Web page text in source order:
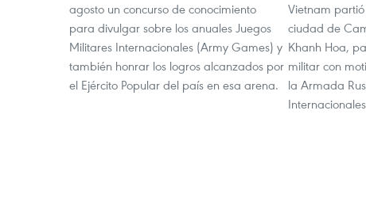
agosto un concurso de conocimiento
para divulgar sobre los anuales Juegos
Militares Internacionales (Army Games) y
también honrar los logros alcanzados por
el Ejército Popular del país en esa arena.
Vietnam
ciudad de
Khanh Hoa,
militar con
la Armada